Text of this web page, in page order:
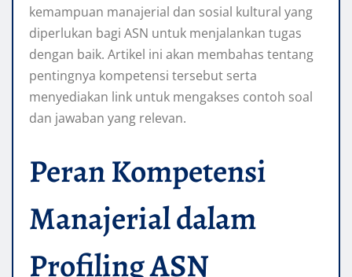
kemampuan manajerial dan sosial kultural yang
diperlukan bagi ASN untuk menjalankan tugas
dengan baik. Artikel ini akan membahas tentang
pentingnya kompetensi tersebut serta
menyediakan link untuk mengakses contoh soal
dan jawaban yang relevan.
Peran Kompetensi
Manajerial dalam
Profiling ASN